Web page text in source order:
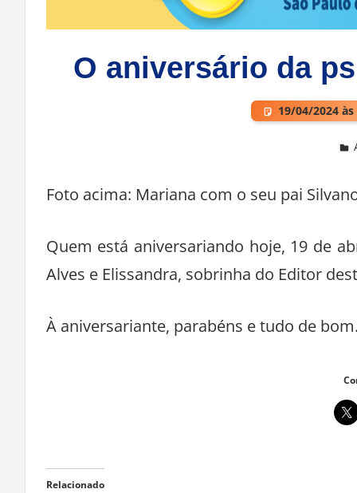
O aniversário da
19/04/2024 às
Foto acima: Mariana com o seu pai
Quem está aniversariando hoje, 19 de
Alves e Elissandra, sobrinha do Editor
À aniversariante, parabéns e tudo de bom.
Relacionado